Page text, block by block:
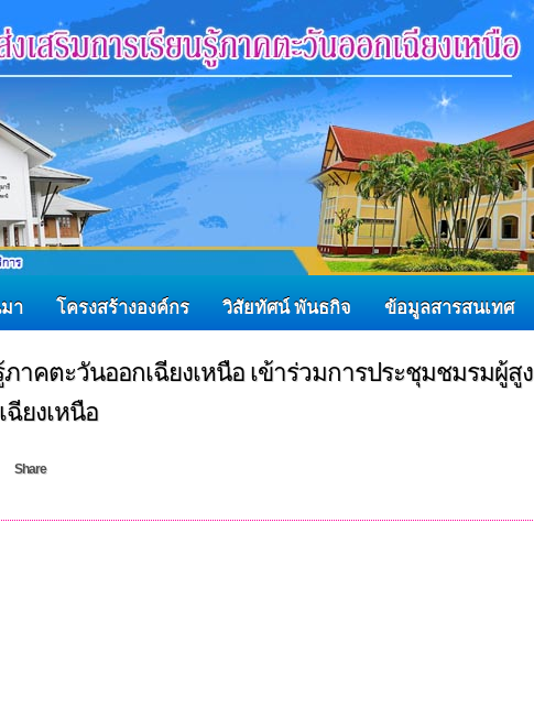
า โครงสร้างองค์กร วิสัยทัศน์ พันธกิจ ข้อมูลสารสนเทศ
าคตะวันออกเฉียงเหนือ เข้าร่วมการประชุมชมรมผู้สูง
ยงเหนือ
Share